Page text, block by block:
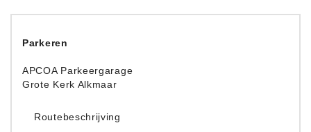
Parkeren
APCOA Parkeergarage
Grote Kerk Alkmaar
Routebeschrijving